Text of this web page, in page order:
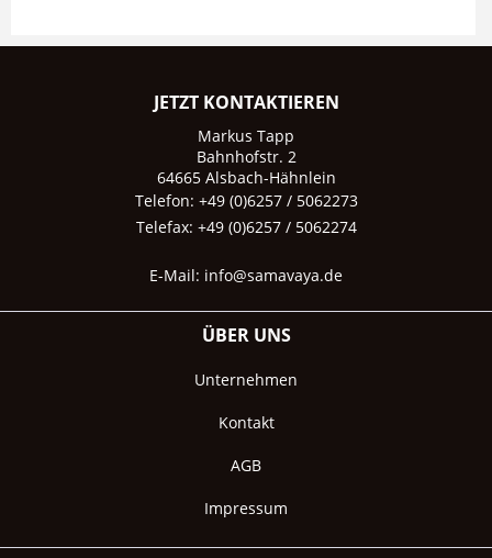
JETZT KONTAKTIEREN
Markus Tapp
Bahnhofstr. 2
64665 Alsbach-Hähnlein
Telefon: +49 (0)6257 / 5062273
Telefax: +49 (0)6257 / 5062274
E-Mail: info@samavaya.de
ÜBER UNS
Unternehmen
Kontakt
AGB
Impressum